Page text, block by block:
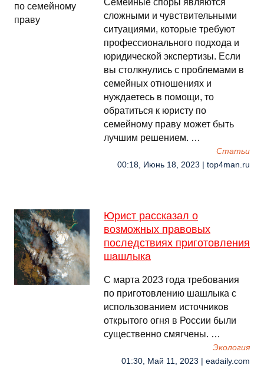
Семейные споры являются
сложными и чувствительными
ситуациями, которые требуют
профессионального подхода и
юридической экспертизы. Если
вы столкнулись с проблемами в
семейных отношениях и
нуждаетесь в помощи, то
обратиться к юристу по
семейному праву может быть
лучшим решением. …
Cтатьи
00:18, Июнь 18, 2023 | top4man.ru
Юрист рассказал о
возможных правовых
последствиях приготовления
шашлыка
С марта 2023 года требования
по приготовлению шашлыка с
использованием источников
открытого огня в России были
существенно смягчены. …
Экология
01:30, Май 11, 2023 | eadaily.com